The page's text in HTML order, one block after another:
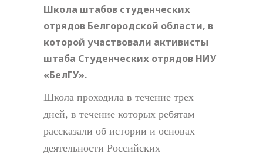
Школа штабов студенческих
отрядов Белгородской области, в
которой участвовали активисты
штаба Студенческих отрядов НИУ
«БелГУ».
Школа проходила в течение трех
дней, в течение которых ребятам
рассказали об истории и основах
деятельности Российских